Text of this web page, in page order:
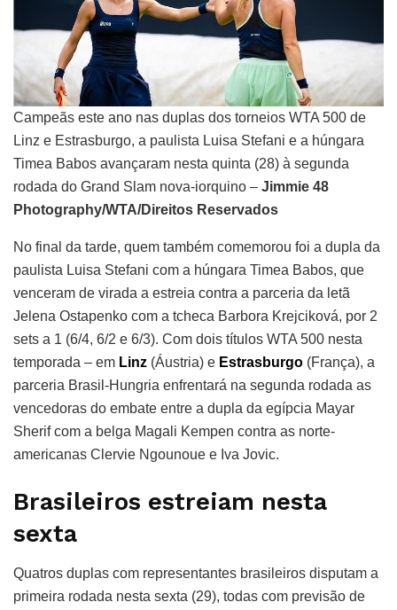
Campeãs este ano nas duplas dos torneios WTA 500 de
Linz e Estrasburgo, a paulista Luisa Stefani e a húngara
Timea Babos avançaram nesta quinta (28) à segunda
rodada do Grand Slam nova-iorquino – Jimmie 48
Photography/WTA/Direitos Reservados
No final da tarde, quem também comemorou foi a dupla da
paulista Luisa Stefani com a húngara Timea Babos, que
venceram de virada a estreia contra a parceria da letã
Jelena Ostapenko com a tcheca Barbora Krejciková, por 2
sets a 1 (6/4, 6/2 e 6/3). Com dois títulos WTA 500 nesta
temporada – em Linz (Áustria) e Estrasburgo (França), a
parceria Brasil-Hungria enfrentará na segunda rodada as
vencedoras do embate entre a dupla da egípcia Mayar
Sherif com a belga Magali Kempen contra as norte-
americanas Clervie Ngounoue e Iva Jovic.
Brasileiros estreiam nesta
sexta
Quatros duplas com representantes brasileiros disputam a
primeira rodada nesta sexta (29), todas com previsão de